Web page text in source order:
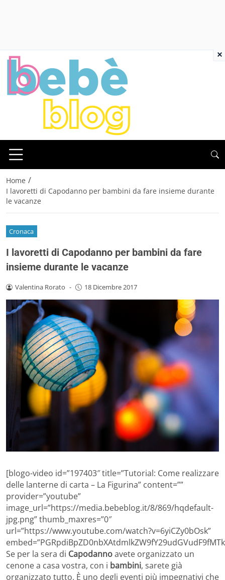
Home /
I lavoretti di Capodanno per bambini da fare insieme durante
le vacanze
Cronaca
I lavoretti di Capodanno per bambini da fare
insieme durante le vacanze
Valentina Rorato - 18 Dicembre 2017
[blogo-video id=”197403″ title=”Tutorial: Come realizzare
delle lanterne di carta – La Figurina” content=””
provider=”youtube”
image_url=”https://media.bebeblog.it/8/869/hqdefault-
jpg.png” thumb_maxres=”0″
url=”https://www.youtube.com/watch?v=6yiCZy0bOsk”
Se per la sera di Capodannoavete organizzato un
cenone a casa vostra, con i bambini, sarete già
organizzato tutto. È uno degli eventi più impegnativi che
×